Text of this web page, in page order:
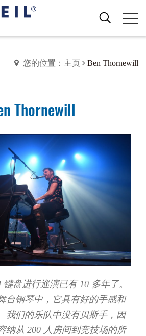
您的位置：主页 Ben Thornewill
Thornewill
盘进行巡演已有 10 多年了。
台钢琴中，它具有好的手感和
我们的乐队中没有贝斯手，因
纳从 200 人房间到竞技场的所